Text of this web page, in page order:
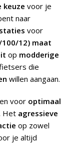
keuze voor je
naar
voor
100/12) maat
op modderige
die
willen aangaan.
voor optimaal
Het agressieve
op zowel
je altijd